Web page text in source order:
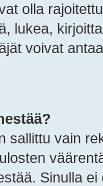
olla
lukea,
voivat
sallittu vain
Sinulla